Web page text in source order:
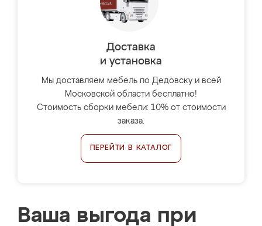
Доставка
и установка
Мы доставляем мебель по Дедовску и всей
Московской области бесплатно!
Стоимость сборки мебели: 10% от стоимости
заказа.
ПЕРЕЙТИ В КАТАЛОГ
Ваша выгода при